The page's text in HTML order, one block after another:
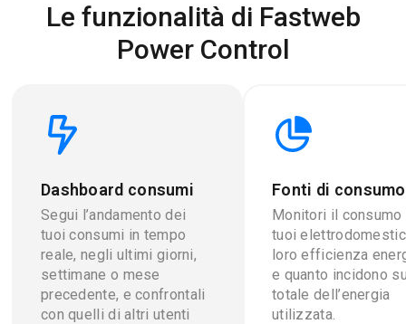
Le funzionalità di Fastweb
Power Control
Dashboard consumi
Segui l’andamento dei
tuoi consumi in tempo
reale, negli ultimi giorni,
settimane o mese
precedente, e confrontali
con quelli di altri utenti
Fonti di consumo
Monitori il consumo
tuoi
loro efficienza
e quanto incidono
totale dell’energia
utilizzata.